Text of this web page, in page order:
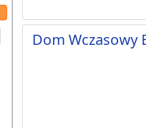
Dom Wczasowy